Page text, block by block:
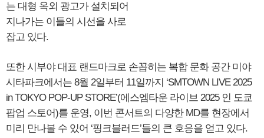
는 대형 옥외 광고가 설치되어
지나가는 이들의 시선을 사로
잡고 있다.
또한 시부야 대표 랜드마크로 손꼽히는 복합 문화 공간 미야
시타파크에서는 8월 2일부터 11일까지 ‘SMTOWN LIVE 2025
in TOKYO POP-UP STORE’(에스엠타운 라이브 2025 인 도쿄
팝업 스토어)를 운영, 이번 콘서트의 다양한 MD를 현장에서
미리 만나볼 수 있어 ‘핑크블러드’들의 큰 호응을 얻고 있다.